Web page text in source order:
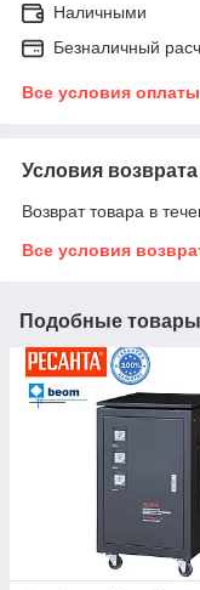
Наличными
Безналичный
Все условия оплаты
Условия возврата
Возврат товара в
Все условия
Подобные